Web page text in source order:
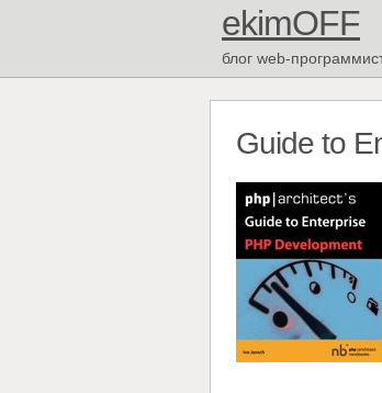
ekimOFF
блог web-
Guide to